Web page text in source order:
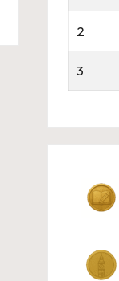
2
3